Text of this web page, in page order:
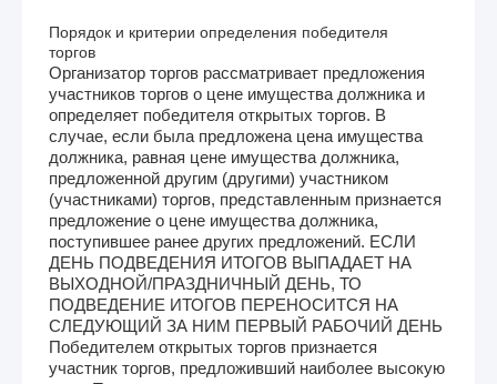
Порядок и критерии определения победителя
торгов
Организатор торгов рассматривает предложения
участников торгов о цене имущества должника и
определяет победителя открытых торгов. В
случае, если была предложена цена имущества
должника, равная цене имущества должника,
предложенной другим (другими) участником
(участниками) торгов, представленным признается
предложение о цене имущества должника,
поступившее ранее других предложений. ЕСЛИ
ДЕНЬ ПОДВЕДЕНИЯ ИТОГОВ ВЫПАДАЕТ НА
ВЫХОДНОЙ/ПРАЗДНИЧНЫЙ ДЕНЬ, ТО
ПОДВЕДЕНИЕ ИТОГОВ ПЕРЕНОСИТСЯ НА
СЛЕДУЮЩИЙ ЗА НИМ ПЕРВЫЙ РАБОЧИЙ ДЕНЬ
Победителем открытых торгов признается
участник торгов, предложивший наиболее высокую